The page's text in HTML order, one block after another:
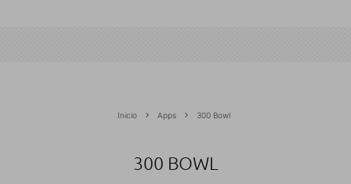
Inicio Apps 300 Bowl
300 BOWL